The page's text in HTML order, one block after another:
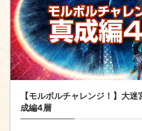
【モルボルチャレンジ！】大
成編4層